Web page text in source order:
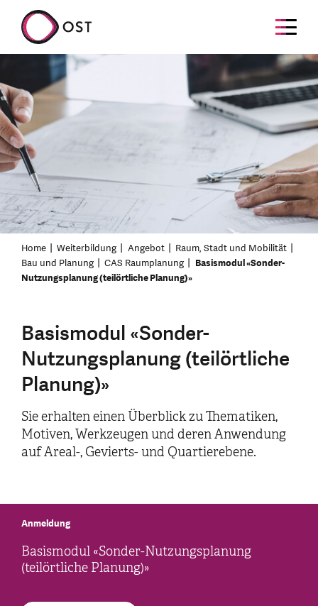
Home Weiterbildung Angebot
Raum, Stadt und Mobilität
Bau und Planung
CAS Raumplanung
Basismodul «Sonder-
Nutzungsplanung (teilörtliche Planung)»
Basismodul «Sonder-
Nutzungsplanung (teilörtliche
Planung)»
Sie erhalten einen Überblick zu Thematiken,
Motiven, Werkzeugen und deren Anwendung
auf Areal-, Gevierts- und Quartierebene.
Basismodul «Sonder-Nutzungsplanung
(teilörtliche Planung)»
Anmeldung